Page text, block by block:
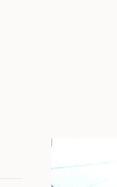
Image